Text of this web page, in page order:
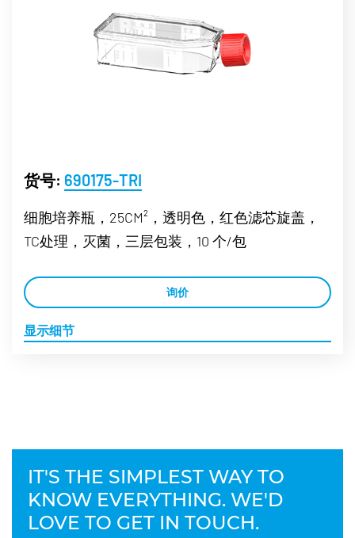
货号: 690175-TRI
细胞培养瓶，25CM²，透明色，红色滤芯旋盖，
TC处理，灭菌，三层包装，10 个/包
询价
显示细节
IT'S THE SIMPLEST WAY TO
KNOW EVERYTHING. WE'D
LOVE TO GET IN TOUCH.